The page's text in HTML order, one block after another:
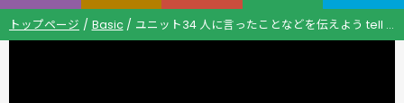
トップページ Basic ユニット34 人に言ったことなどを伝えよう tell [show, teach] 人 that ～